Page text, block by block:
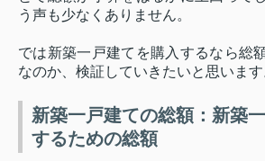
う声も少なくありません。
では新築一戸建てを購入するなら総
なのか、検証していきたいと思います
新築一戸建ての総額：新築
するための総額